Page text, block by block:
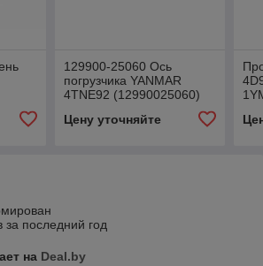
129900-25060 Ось
погрузчика YANMAR
4TNE92 (12990025060)
Цену уточняйте
последний год
на Deal.by